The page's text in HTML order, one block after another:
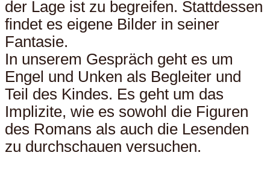
der Lage ist zu begreifen. Stattdessen
findet es eigene Bilder in seiner
Fantasie.
In unserem Gespräch geht es um
Engel und Unken als Begleiter und
Teil des Kindes. Es geht um das
Implizite, wie es sowohl die Figuren
des Romans als auch die Lesenden
zu durchschauen versuchen.